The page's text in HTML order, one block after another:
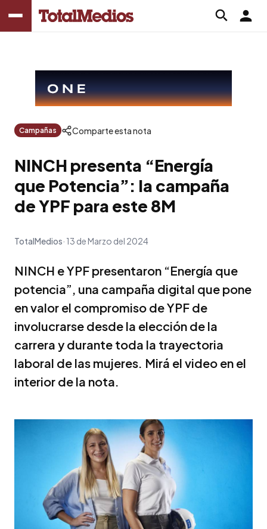
Campañas Comparte esta nota
NINCH presenta “Energía
que Potencia”: la campaña
de YPF para este 8M
TotalMedios 13 de Marzo del 2024
NINCH e YPF presentaron “Energía que
potencia”, una campaña digital que pone
en valor el compromiso de YPF de
involucrarse desde la elección de la
carrera y durante toda la trayectoria
laboral de las mujeres. Mirá el video en el
interior de la nota.